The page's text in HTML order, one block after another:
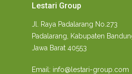
Lestari Group
Jl. Raya Padalarang No.273
Padalarang, Kabupaten
Jawa Barat 40553
Email: info@lestari-group.com